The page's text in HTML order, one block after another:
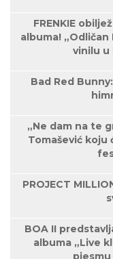
FRENKIE
albuma!
vinilu u
Bad Red
„Ne dam na te
Tomašević koju
PROJECT
BOA II
albuma „Live